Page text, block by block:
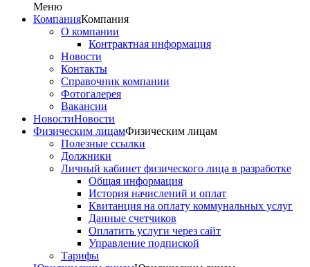
Меню
КомпанияКомпания
О компании
Контрактная информация
Новости
Контакты
Справочник компании
Фотогалерея
Вакансии
НовостиНовости
Физическим лицамФизическим лицам
Полезные ссылки
Должники
Личный кабинет физического лица в разработке
Общая информация
История начислений и оплат
Квитанция на оплату коммунальных услуг
Данные счетчиков
Оплатить услуги через сайт
Управление подпиской
Тарифы